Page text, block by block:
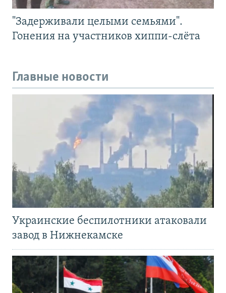
"Задерживали целыми семьями".
Гонения на участников хиппи-слёта
Главные новости
Украинские беспилотники атаковали
завод в Нижнекамске